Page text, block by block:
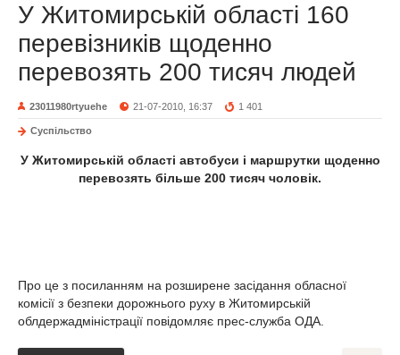
У Житомирській області 160
перевізників щоденно
перевозять 200 тисяч людей
23011980rtyuehe 21-07-2010, 16:37 1 401
Суспільство
У Житомирській області автобуси і маршрутки щоденно
перевозять більше 200 тисяч чоловік.
Про це з посиланням на розширене засідання обласної
комісії з безпеки дорожнього руху в Житомирській
облдержадміністрації повідомляє прес-служба ОДА.